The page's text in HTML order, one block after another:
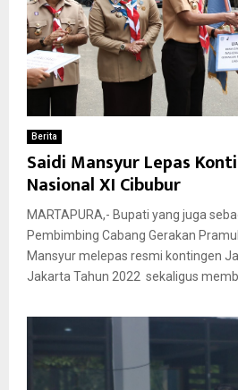
Berita
Saidi Mansyur Lepas
Nasional XI Cibubur
MARTAPURA,- Bupati yang juga
Pembimbing Cabang Gerakan
Mansyur melepas resmi kontingen
Jakarta Tahun 2022 sekaligus